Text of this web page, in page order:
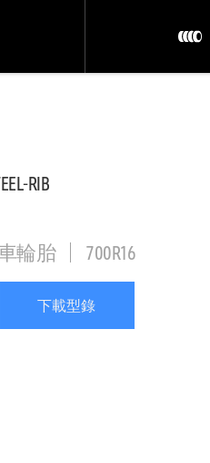
RIB
輪胎 700R16
下載型錄